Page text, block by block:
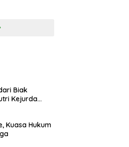
Biak
Kejurda
Kuasa Hukum